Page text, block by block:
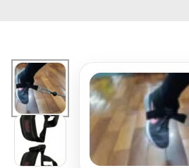
era:
$1,790.
es:
$1,690.